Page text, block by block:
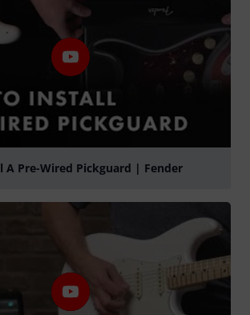
A Pre-Wired Pickguard | Fender